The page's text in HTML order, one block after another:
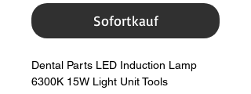
Sofortkauf
Dental Parts LED Induction Lamp
6300K 15W Light Unit Tools